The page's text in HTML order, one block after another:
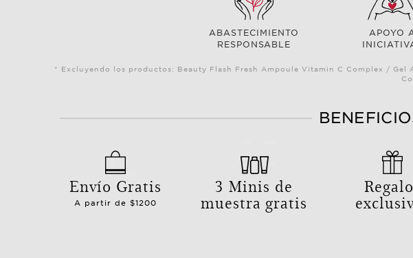
ABASTECIMIENTO
RESPONSABLE
APOYO
* Excluyendo los productos: Beauty Flash Fresh Ampoule Vitamin C Complex /
Envío Gratis
A partir de $1200
3 Minis de
muestra gratis